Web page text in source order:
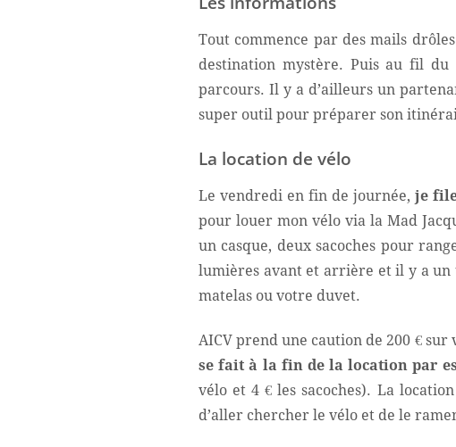
Tout commence par des mails
destination mystère. Puis au fil
parcours. Il y a d’ailleurs un
super outil pour préparer son
La location de vélo
Le vendredi en fin de journée,je
pour louer mon vélo via la Mad
un casque, deux sacoches pour
lumières avant et arrière et il y a un
matelas ou votre duvet.
AICV prend une caution de 200 €
se fait à la fin de la location par
vélo et 4 € les sacoches). La
d’aller chercher le vélo et de le